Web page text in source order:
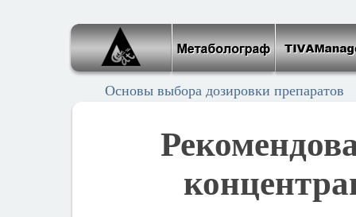
Основы выбора дозировки препаратов